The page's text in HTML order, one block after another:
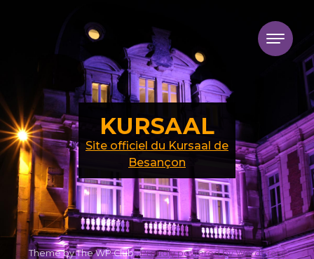
KURSAAL
Site officiel du Kursaal de
Besançon
Theme by The WP Club .Proudly powered by WordPress